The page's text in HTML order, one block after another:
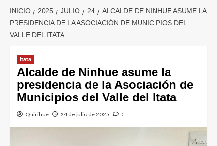
INICIO 2025 JULIO 24
ALCALDE DE NINHUE ASUME LA
PRESIDENCIA DE LA ASOCIACIÓN DE MUNICIPIOS DEL
VALLE DEL ITATA
Itata
Alcalde de Ninhue asume la
presidencia de la Asociación de
Municipios del Valle del Itata
Quirihue 24 de julio de 2025 0